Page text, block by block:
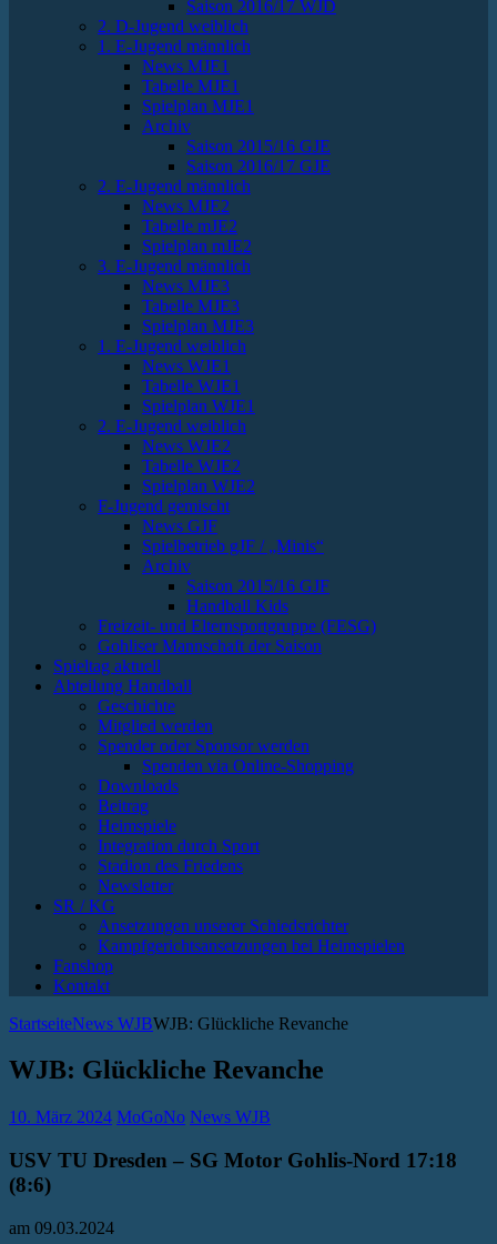
Saison 2016/17 WJD
2. D-Jugend weiblich
1. E-Jugend männlich
News MJE1
Tabelle MJE1
Spielplan MJE1
Archiv
Saison 2015/16 GJE
Saison 2016/17 GJE
2. E-Jugend männlich
News MJE2
Tabelle mJE2
Spielplan mJE2
3. E-Jugend männlich
News MJE3
Tabelle MJE3
Spielplan MJE3
1. E-Jugend weiblich
News WJE1
Tabelle WJE1
Spielplan WJE1
2. E-Jugend weiblich
News WJE2
Tabelle WJE2
Spielplan WJE2
F-Jugend gemischt
News GJF
Spielbetrieb gJF / „Minis“
Archiv
Saison 2015/16 GJF
Handball Kids
Freizeit- und Elternsportgruppe (FESG)
Gohliser Mannschaft der Saison
Spieltag aktuell
Abteilung Handball
Geschichte
Mitglied werden
Spender oder Sponsor werden
Spenden via Online-Shopping
Downloads
Beitrag
Heimspiele
Integration durch Sport
Stadion des Friedens
Newsletter
SR / KG
Ansetzungen unserer Schiedsrichter
Kampfgerichtsansetzungen bei Heimspielen
Fanshop
Kontakt
StartseiteNews WJBWJB: Glückliche Revanche
WJB: Glückliche Revanche
10. März 2024 MoGoNo News WJB
USV TU Dresden – SG Motor Gohlis-Nord 17:18
(8:6)
am 09.03.2024